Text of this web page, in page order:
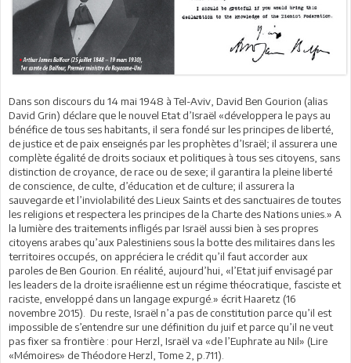
Dans son discours du 14 mai 1948 à Tel-Aviv, David Ben Gourion (alias
David Grin) déclare que le nouvel Etat d’Israël «développera le pays au
bénéfice de tous ses habitants, il sera fondé sur les principes de liberté,
de justice et de paix enseignés par les prophètes d’Israël; il assurera une
complète égalité de droits sociaux et politiques à tous ses citoyens, sans
distinction de croyance, de race ou de sexe; il garantira la pleine liberté
de conscience, de culte, d’éducation et de culture; il assurera la
sauvegarde et l’inviolabilité des Lieux Saints et des sanctuaires de toutes
les religions et respectera les principes de la Charte des Nations unies.» A
la lumière des traitements infligés par Israël aussi bien à ses propres
citoyens arabes qu’aux Palestiniens sous la botte des militaires dans les
territoires occupés, on appréciera le crédit qu’il faut accorder aux
paroles de Ben Gourion. En réalité, aujourd’hui, «l’Etat juif envisagé par
les leaders de la droite israélienne est un régime théocratique, fasciste et
raciste, enveloppé dans un langage expurgé.» écrit Haaretz (16
novembre 2015). Du reste, Israël n’a pas de constitution parce qu’il est
impossible de s’entendre sur une définition du juif et parce qu’il ne veut
pas fixer sa frontière : pour Herzl, Israël va «de l’Euphrate au Nil» (Lire
«Mémoires» de Théodore Herzl, Tome 2, p.711).